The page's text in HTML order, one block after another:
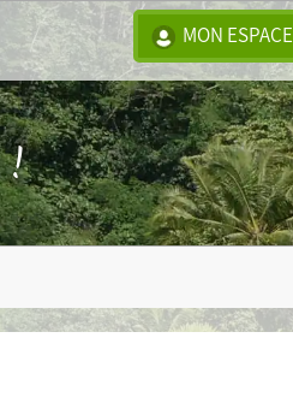
MON ESPACE
!